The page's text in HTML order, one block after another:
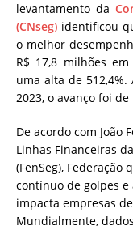
levantamento da
(CNseg) identificou
o melhor
R$ 17,8 milhões
uma alta de
2023, o avanço foi de
De acordo com João
Linhas Financeiras
(FenSeg), Federação
contínuo de golpes
impacta empresas
Mundialmente,